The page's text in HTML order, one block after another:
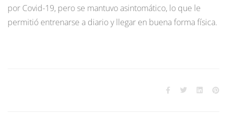
por Covid-19, pero se mantuvo asintomático, lo que le
permitió entrenarse a diario y llegar en buena forma física.